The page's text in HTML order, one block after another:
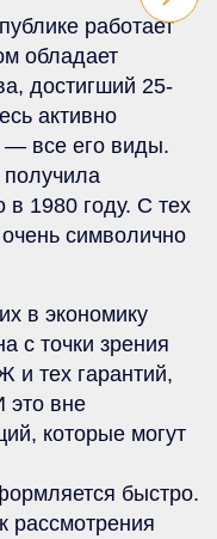
работает
обладает
достигший 25-
активно
— все его виды.
в 1980 году. С тех
символично
в экономику
с точки зрения
и тех гарантий,
это вне
которые могут
быстро.
рассмотрения